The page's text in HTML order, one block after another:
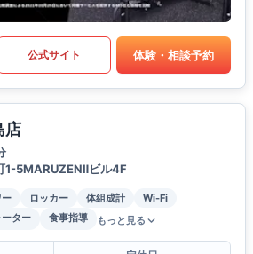
公式サイト 体験・相談予約
店
1-5MARUZENⅡビル4F
ー ロッカー 体組成計
Wi-Fi
ーター 食事指導 もっと見る